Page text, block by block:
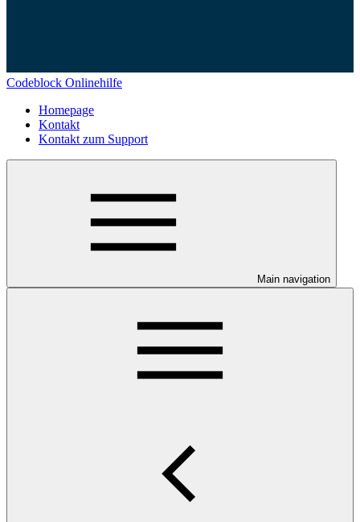
Codeblock Onlinehilfe
Homepage
Kontakt
Kontakt zum Support
Main navigation